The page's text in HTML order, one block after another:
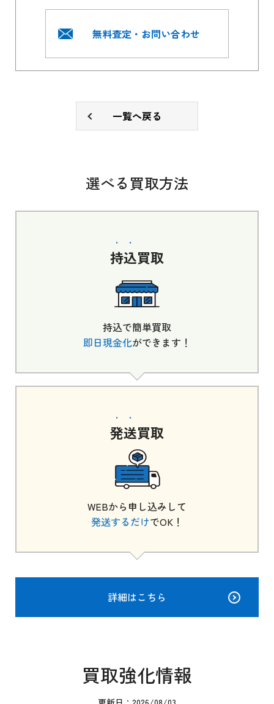
無料査定・お問い合わせ
一覧へ戻る
選べる買取方法
持込買取
持込で簡単買取
即日現金化ができます！
発送買取
WEBから申し込みして
発送するだけでOK！
詳細はこちら
買取強化情報